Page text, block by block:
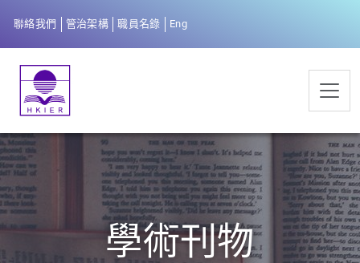
聯絡我們 管治架構 職員名錄 Eng
學術刊物